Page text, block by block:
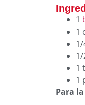
1
1
1
1
Para